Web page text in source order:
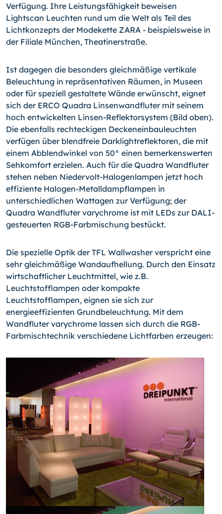
Verfügung. Ihre Leistungsfähigkeit beweisen
Lightscan Leuchten rund um die Welt als Teil des
Lichtkonzepts der Modekette ZARA - beispielsweise in
der Filiale München, Theatinerstraße.
Ist dagegen die besonders gleichmäßige vertikale
Beleuchtung in repräsentativen Räumen, in Museen
oder für speziell gestaltete Wände erwünscht, eignet
sich der ERCO Quadra Linsenwandfluter mit seinem
hoch entwickelten Linsen-Reflektorsystem (Bild oben).
Die ebenfalls rechteckigen Deckeneinbauleuchten
verfügen über blendfreie Darklightreflektoren, die mit
einem Abblendwinkel von 50° einen bemerkenswerten
Sehkomfort erzielen. Auch für die Quadra Wandfluter
stehen neben Niedervolt-Halogenlampen jetzt hoch
effiziente Halogen-Metalldampflampen in
unterschiedlichen Wattagen zur Verfügung; der
Quadra Wandfluter varychrome ist mit LEDs zur DALI-
gesteuerten RGB-Farbmischung bestückt.
Die spezielle Optik der TFL Wallwasher verspricht eine
sehr gleichmäßige Wandaufhellung. Durch den Einsatz
wirtschaftlicher Leuchtmittel, wie z.B.
Leuchtstofflampen oder kompakte
Leuchtstofflampen, eignen sie sich zur
energieeffizienten Grundbeleuchtung. Mit dem
Wandfluter varychrome lassen sich durch die RGB-
Farbmischtechnik verschiedene Lichtfarben erzeugen: